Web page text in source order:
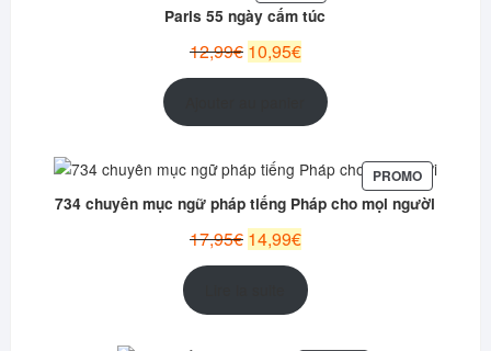
EN
PROMOTION
Paris 55 ngày cấm túc
12,99€ Le
10,95€Le
actuel
est :
PROMOPRODUIT
EN
734 chuyên mục ngữ pháp tiếng Pháp cho mọi người
17,95€ Le
prix
14,99€Le
actuel
est :